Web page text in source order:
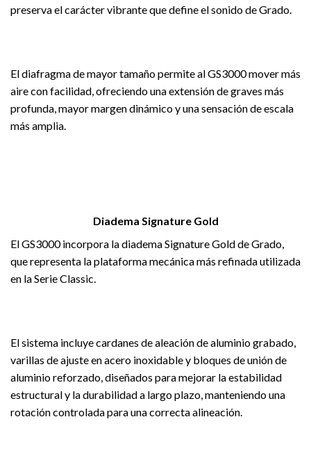
preserva el carácter vibrante que define el sonido de Grado.
El diafragma de mayor tamaño permite al GS3000 mover más
aire con facilidad, ofreciendo una extensión de graves más
profunda, mayor margen dinámico y una sensación de escala
más amplia.
Diadema Signature Gold
El GS3000 incorpora la diadema Signature Gold de Grado,
que representa la plataforma mecánica más refinada utilizada
en la Serie Classic.
El sistema incluye cardanes de aleación de aluminio grabado,
varillas de ajuste en acero inoxidable y bloques de unión de
aluminio reforzado, diseñados para mejorar la estabilidad
estructural y la durabilidad a largo plazo, manteniendo una
rotación controlada para una correcta alineación.